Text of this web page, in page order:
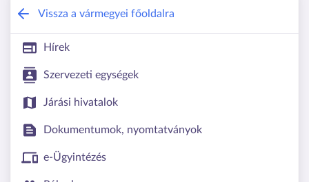
Pest Vármegyei Kormányhivatal
Vissza a vármegyei főoldalra
Hírek
Szervezeti egységek
Járási hivatalok
Dokumentumok, nyomtatványok
e-Ügyintézés